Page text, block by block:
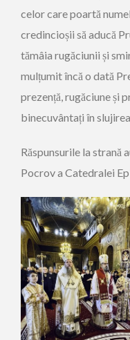
celor care poartă
credincioșii să aducă
tămâia rugăciunii și
mulțumit încă o dată
prezență, rugăciune și
binecuvântați în
Răspunsurile la strană
Pocrov a Catedralei